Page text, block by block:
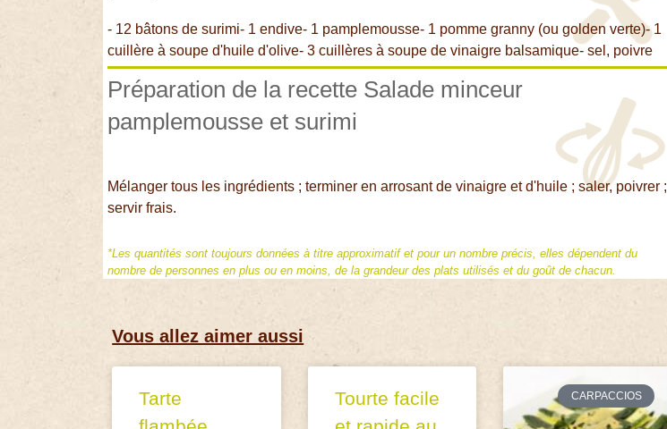
- 12 bâtons de surimi- 1 endive- 1 pamplemousse- 1 pomme granny (ou golden verte)- 1
cuillère à soupe d'huile d'olive- 3 cuillères à soupe de vinaigre balsamique- sel, poivre
Préparation de la recette Salade minceur
pamplemousse et surimi
Mélanger tous les ingrédients ; terminer en arrosant de vinaigre et d'huile ; saler, poivrer ;
servir frais.
*Les quantités sont toujours données à titre approximatif et pour un nombre précis, elles dépendent du
nombre de personnes en plus ou en moins, de la grandeur des plats utilisés et du goût de chacun.
Vous allez aimer aussi
Tarte
Tourte facile
CARPACCIOS